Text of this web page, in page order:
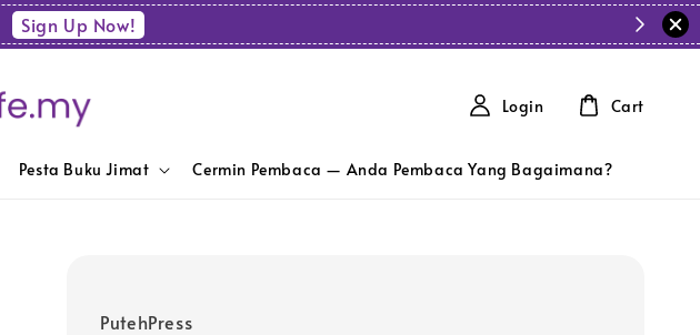
Sign Up Now!
Pesta Buku Jimat Cermin Pembaca — Anda Pembaca Yang Bagaimana?
Login Cart
PutehPress